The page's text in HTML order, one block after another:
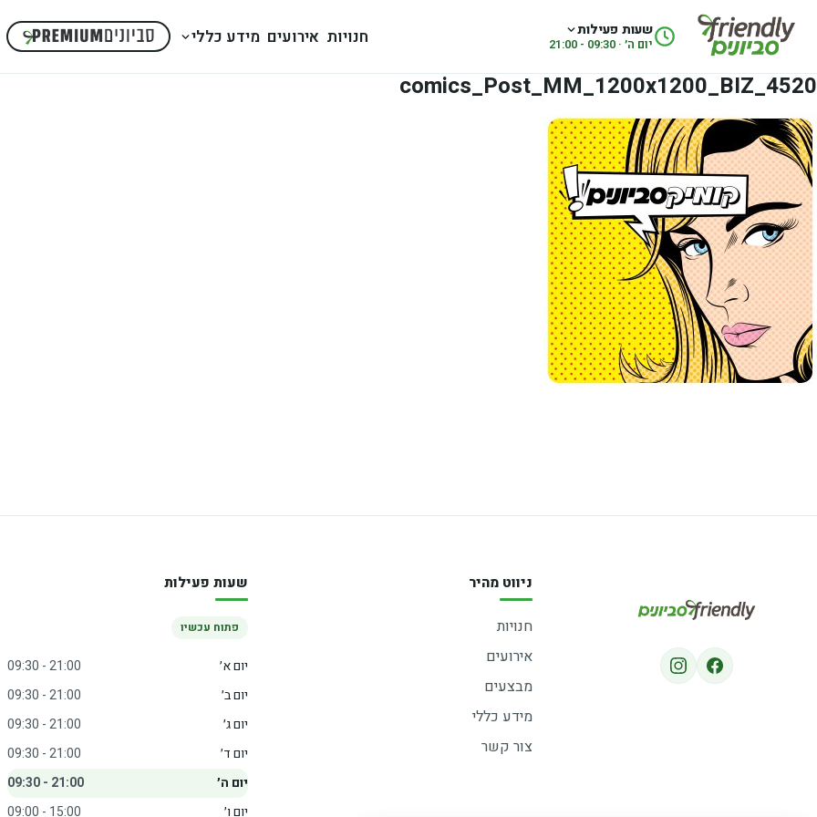
שעות פעילות
יום ה׳ · 09:30 - 21:00 חנויות אירועים מידע כללי
4520_comics_Post_MM_1200x1200_BIZ
ניווט מהיר
חנויות
אירועים
מבצעים
מידע כללי
צור קשר
שעות פעילות
פתוח עכשיו
יום א׳
09:30 - 21:00
יום ב׳
09:30 - 21:00
יום ג׳
09:30 - 21:00
יום ד׳
09:30 - 21:00
יום ה׳
09:30 - 21:00
יום ו׳
09:00 - 15:00